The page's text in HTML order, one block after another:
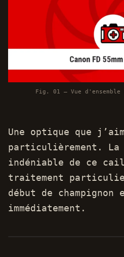
Fig. 01 — Vue
Une optique que
particulièrement.
indéniable de ce
traitement
début de
immédiatement.